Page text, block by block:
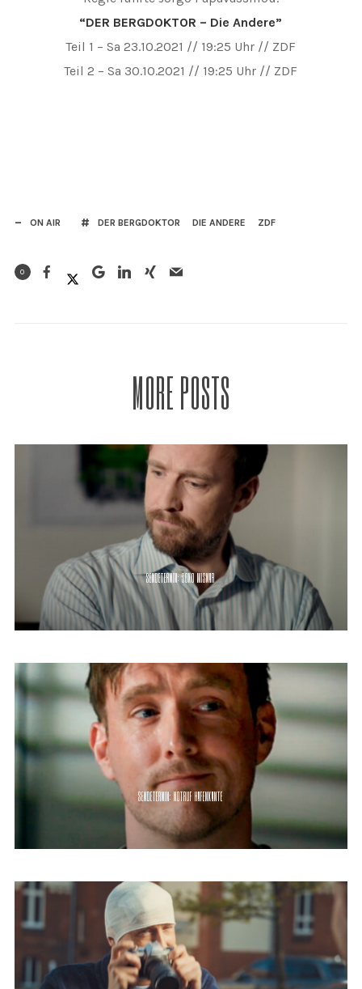
“DER BERGDOKTOR – Die Andere”
Teil 1 – Sa 23.10.2021 // 19:25 Uhr // ZDF
Teil 2 – Sa 30.10.2021 // 19:25 Uhr // ZDF
ON AIR DER BERGDOKTOR DIE ANDERE ZDF
0
MORE POSTS
SENDETERMIN: SOKO WISMAR
SENDETERMIN: NOTRUF HAFENKANTE